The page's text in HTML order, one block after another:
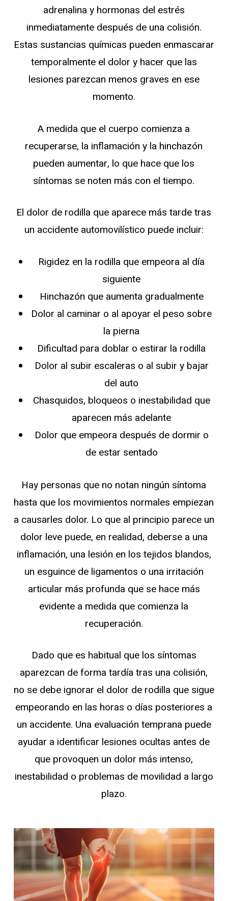
adrenalina y hormonas del estrés
inmediatamente después de una colisión.
Estas sustancias químicas pueden enmascarar
temporalmente el dolor y hacer que las
lesiones parezcan menos graves en ese
momento.
A medida que el cuerpo comienza a
recuperarse, la inflamación y la hinchazón
pueden aumentar, lo que hace que los
síntomas se noten más con el tiempo.
El dolor de rodilla que aparece más tarde tras
un accidente automovilístico puede incluir:
Rigidez en la rodilla que empeora al día
siguiente
Hinchazón que aumenta gradualmente
Dolor al caminar o al apoyar el peso sobre
la pierna
Dificultad para doblar o estirar la rodilla
Dolor al subir escaleras o al subir y bajar
del auto
Chasquidos, bloqueos o inestabilidad que
aparecen más adelante
Dolor que empeora después de dormir o
de estar sentado
Hay personas que no notan ningún síntoma
hasta que los movimientos normales empiezan
a causarles dolor. Lo que al principio parece un
dolor leve puede, en realidad, deberse a una
inflamación, una lesión en los tejidos blandos,
un esguince de ligamentos o una irritación
articular más profunda que se hace más
evidente a medida que comienza la
recuperación.
Dado que es habitual que los síntomas
aparezcan de forma tardía tras una colisión,
no se debe ignorar el dolor de rodilla que sigue
empeorando en las horas o días posteriores a
un accidente. Una evaluación temprana puede
ayudar a identificar lesiones ocultas antes de
que provoquen un dolor más intenso,
inestabilidad o problemas de movilidad a largo
plazo.